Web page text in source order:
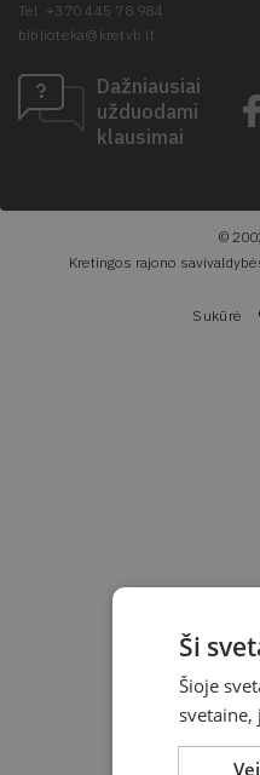
Tel. +370 445 78 984
biblioteka@kretvb.lt
Dažniausiai
užduodami
klausimai
©
Kretingos rajono
Sukūrė
Ši
Šioje